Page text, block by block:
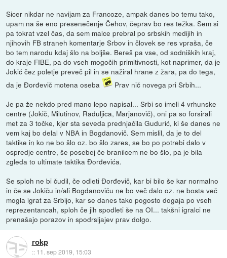
Sicer nikdar ne navijam za Francoze, ampak danes bo temu tako,
upam na še eno presenečenje Čehov, čeprav bo res težka. Sem si
pa tokrat vzel čas, da sem malce prebral po srbskih medijih in
njihovih FB straneh komentarje Srbov in človek se res vpraša, če
bo tem narodu kdaj šlo na boljše. Bereš pa vse, od sodniških kraj,
do kraje FIBE, pa do vseh mogočih primitivnosti, kot naprimer, da je
Jokić čez poletje preveč pil in se nažiral hrane z žara, pa do tega,
da je Đorđevič motena oseba
Prav nič novega pri Srbih...
Je pa že nekdo pred mano lepo napisal... Srbi so imeli 4 vrhunske
centre (Jokič, Milutinov, Raduljica, Marjanovič), oni pa so forsirali
met za 3 točke, kjer sta seveda prednjačila Gudurić, ki še danes ne
vem kaj bo delal v NBA in Bogdanovič. Sem mislil, da je to del
taktike in ko ne bo šlo oz. bo šlo zares, se bo po potrebi dalo v
ospredje centre, še posebej če branilcem ne bo šlo, pa je bila
zgleda to ultimate taktika Đorđevića.
Se sploh ne bi čudil, če odleti Đorđevič, kar bi bilo še kar normalno
in če se Jokiču in/ali Bogdanoviču ne bo več dalo oz. ne bosta več
mogla igrat za Srbijo, kar se danes tako pogosto dogaja po vseh
reprezentancah, sploh če jih spodleti še na OI... takšni igralci ne
prenašajo porazov in spodrsljajev prav dolgo.
rokp
:: 11. sep 2019, 15:03